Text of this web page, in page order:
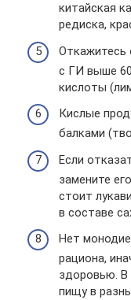
китайская
редиска,
Откажитесь
с ГИ выше
кислоты
Кислые
балками
Если
замените
стоит
в составе
Нет
рациона,
здоровью. В
пищу в